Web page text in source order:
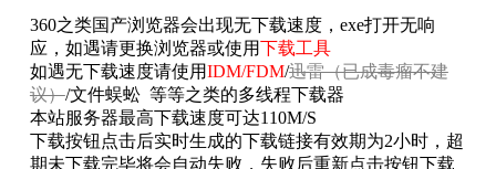
360之类国产浏览器会出现无下载速度，exe打开无响
应，如遇请更换浏览器或使用下载工具
如遇无下载速度请使用IDM/FDM/迅雷（已成毒瘤不建
议）/文件蜈蚣 等等之类的多线程下载器
本站服务器最高下载速度可达110M/S
下载按钮点击后实时生成的下载链接有效期为2小时，超
期未下载完毕将会自动失败，失败后重新点击按钮下载